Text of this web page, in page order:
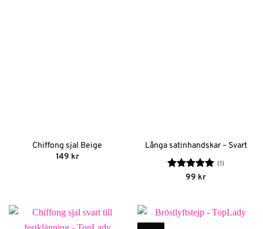
Chiffong sjal Beige
149 kr
Långa satinhandskar – Svart
Betygsatt
(1)
99 kr